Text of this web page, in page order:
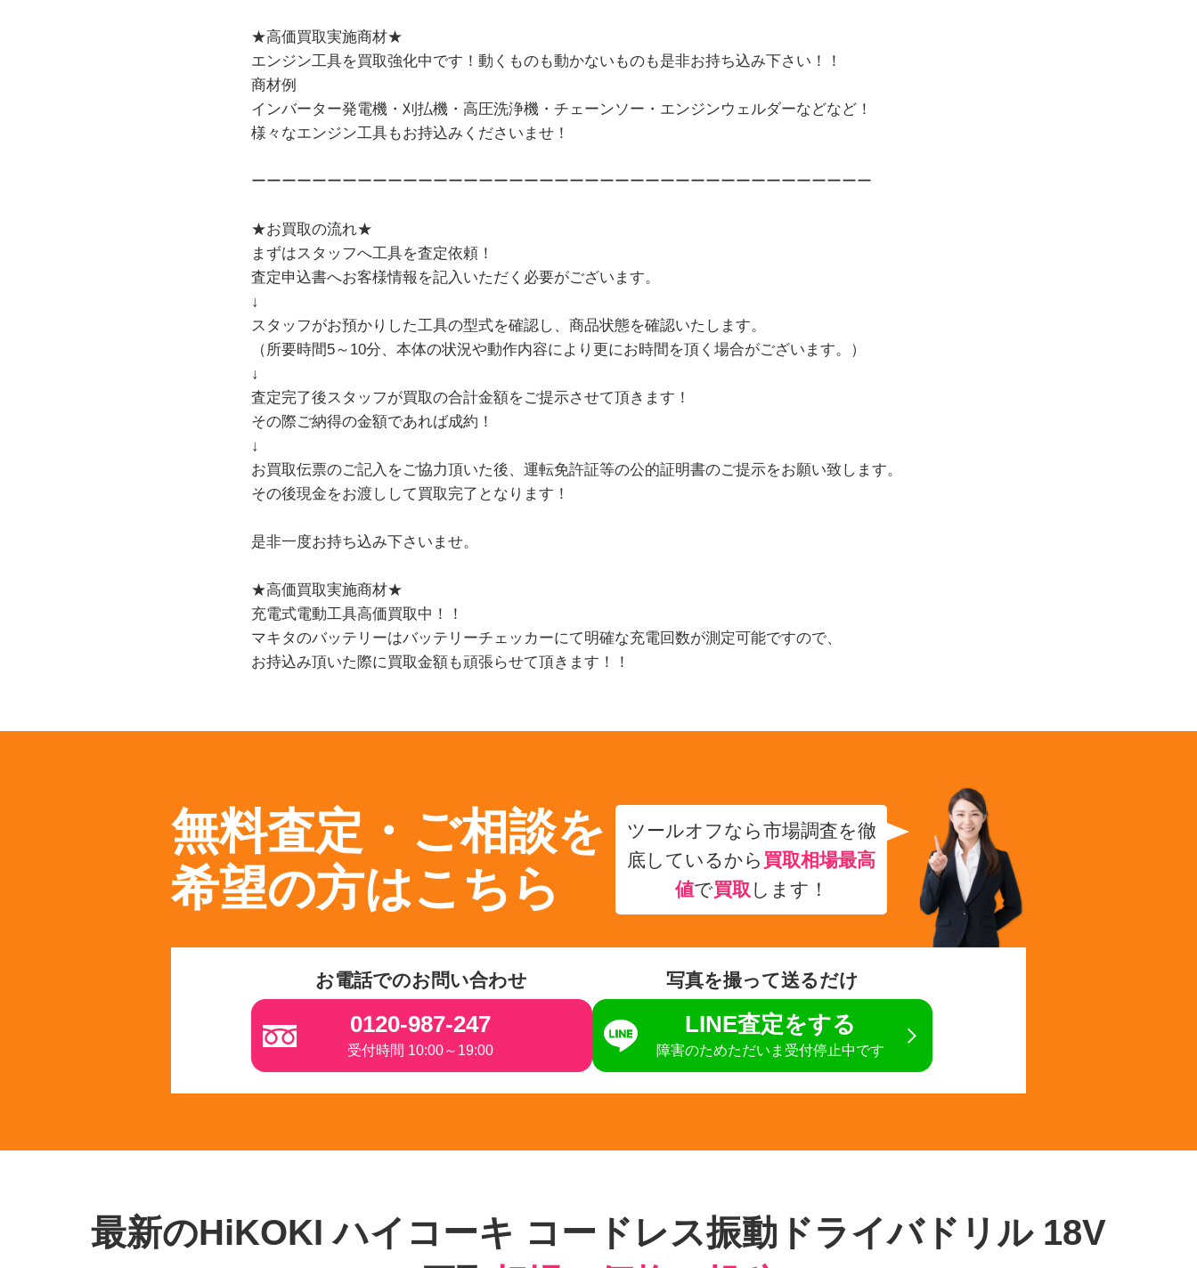
★高価買取実施商材★
エンジン工具を買取強化中です！動くものも動かないものも是非お持ち込み下さい！！
商材例
インバーター発電機・刈払機・高圧洗浄機・チェーンソー・エンジンウェルダーなどなど！
様々なエンジン工具もお持込みくださいませ！
ーーーーーーーーーーーーーーーーーーーーーーーーーーーーーーーーーーーーーーーーー
★お買取の流れ★
まずはスタッフへ工具を査定依頼！
査定申込書へお客様情報を記入いただく必要がございます。
↓
スタッフがお預かりした工具の型式を確認し、商品状態を確認いたします。
（所要時間5～10分、本体の状況や動作内容により更にお時間を頂く場合がございます。）
↓
査定完了後スタッフが買取の合計金額をご提示させて頂きます！
その際ご納得の金額であれば成約！
↓
お買取伝票のご記入をご協力頂いた後、運転免許証等の公的証明書のご提示をお願い致します。
その後現金をお渡しして買取完了となります！
是非一度お持ち込み下さいませ。
★高価買取実施商材★
充電式電動工具高価買取中！！
マキタのバッテリーはバッテリーチェッカーにて明確な充電回数が測定可能ですので、
お持込み頂いた際に買取金額も頑張らせて頂きます！！
無料査定・ご相談を
希望の方はこちら
ツールオフなら市場調査を徹
底しているから 買取相場最高
値で買取 します！
お電話でのお問い合わせ
0120-987-247
受付時間 10:00～19:00
写真を撮って送るだけ
LINE査定をする
障害のためただいま受付停止中です
最新のHiKOKI ハイコーキ コードレス振動ドライバドリル 18V